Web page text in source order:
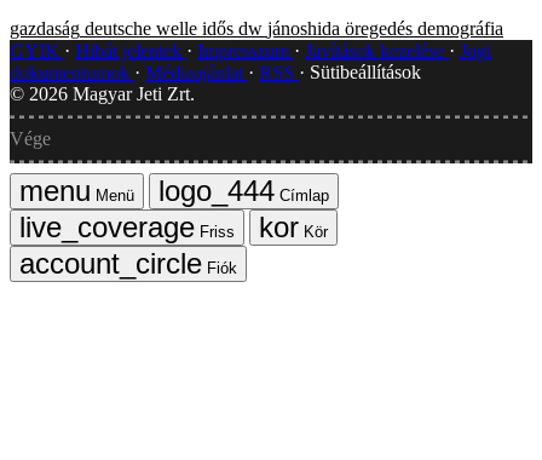
gazdaság deutsche welle idős dw jánoshida öregedés demográfia
GYIK
Hibát jelentek Impresszum Javítások kezelése
Jogi
dokumentumok
Médiaajánlat RSS
Sütibeállítások
© 2026 Magyar Jeti Zrt.
Vége
Menü
Címlap
Friss
Kör
Fiók